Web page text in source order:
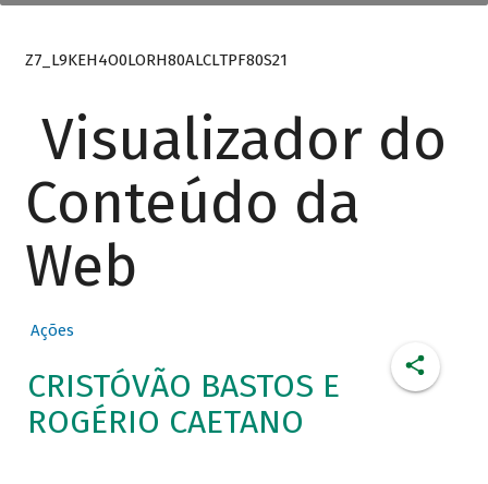
Z7_L9KEH4O0LORH80ALCLTPF80S21
Visualizador do
Conteúdo da
Web
Ações
CRISTÓVÃO BASTOS E
ROGÉRIO CAETANO